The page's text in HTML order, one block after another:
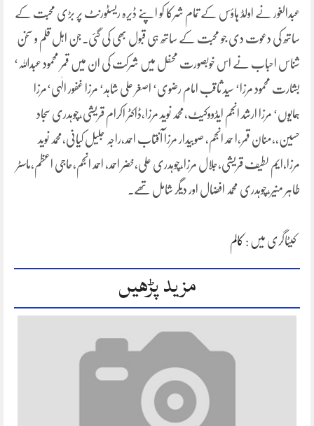
عبدالغور نے اولڈ ہاؤس کے تمام شرکا کو اپنے ڈیرہ ریسٹورنٹ پر بڑی محبت کے
ساتھ کی دعوت دی جو محبت کے ساتھ ہی قبول بھی کی گئی۔جن اہل قلم و سخن
شناس احباب نے اس خوبصورت محفل میں شرکت کی ان میں قمر محمود عبداللہ‘
بشارت محمود مرزا‘ سید ثاقب امام رضوی‘ اصغر علی شاہد‘ مرزا غفور الٰہی‘مرزا
ہمایوں‘ مرزا ارشد انجم ایڈووکیٹ،محمد نوید مرزا،ڈاکٹر اکرام قریشی،چوہدری سجاد
حسین،،منان قمر،ا حمد انجم، صوبیدار مرزا آفتاب احمد،راجہ جلیل کیانی،محمد نوید
مرزا،ایم لطیف قریشی،جلال مرزا،چوہدری علی،خضر احمد، احمد انجم،حاجی اعظم،ماسٹر
طاہر منیر،چوہدری محمد افضال اور دیگر شامل تھے۔
کیٹاگری میں : کالم
مزید پڑھیں